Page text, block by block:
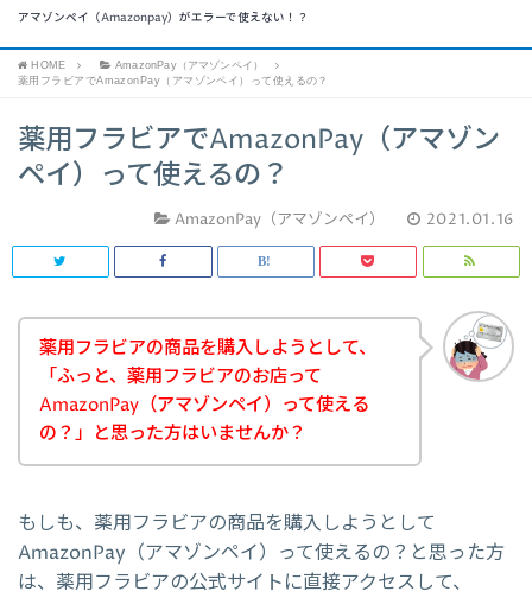
アマゾンペイ（Amazonpay）がエラーで使えない！？
HOME
AmazonPay（アマゾンペイ）
薬用フラビアでAmazonPay（アマゾンペイ）って使えるの？
薬用フラビアでAmazonPay（アマゾン
ペイ）って使えるの？
AmazonPay（アマゾンペイ） 2021.01.16
薬用フラビアの商品を購入しようとして、
「ふっと、薬用フラビアのお店って
AmazonPay（アマゾンペイ）って使える
の？」と思った方はいませんか？
もしも、薬用フラビアの商品を購入しようとして
AmazonPay（アマゾンペイ）って使えるの？と思った方
は、薬用フラビアの公式サイトに直接アクセスして、